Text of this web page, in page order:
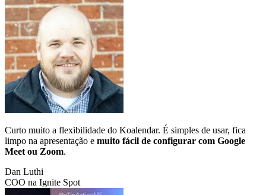
Curto muito a flexibilidade do Koalendar. É simples de usar, fica
limpo na apresentação e muito fácil de configurar com Google
Meet ou Zoom.
Dan Luthi
COO na Ignite Spot